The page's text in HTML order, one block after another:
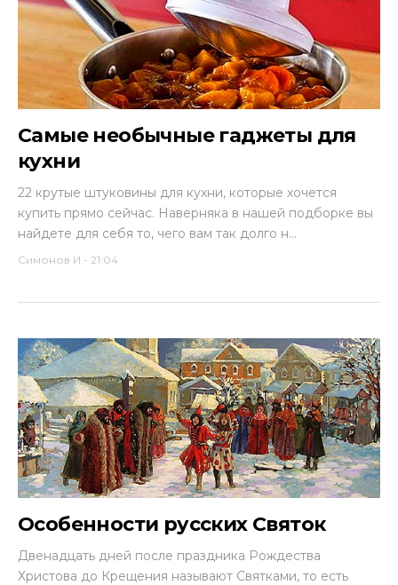
Самые необычные гаджеты для
кухни
22 крутые штуковины для кухни, которые хочется
купить прямо сейчас. Наверняка в нашей подборке вы
найдете для себя то, чего вам так долго н...
Симонов И - 21:04
Особенности русских Святок
Двенадцать дней после праздника Рождества
Христова до Крещения называют Святками, то есть